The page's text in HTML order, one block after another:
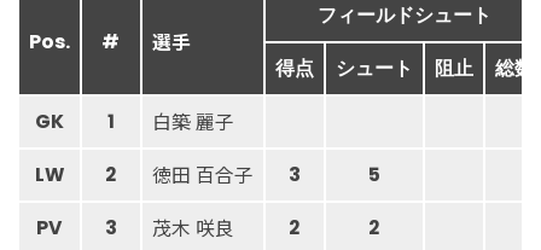
Pos. # 選手
フィールドシュート
得点 シュート 阻止 総数
GK 1 白築 麗子
LW 2 徳田 百合子 3 5
PV 3 茂木 咲良 2 2